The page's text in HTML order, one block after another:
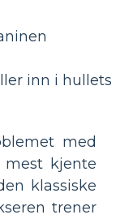
inn i hullets
med
mest kjente
klassiske
trener